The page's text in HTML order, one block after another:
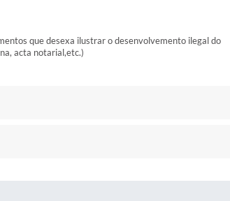
que desexa ilustrar o desenvolvemento ilegal do
acta notarial,etc.)